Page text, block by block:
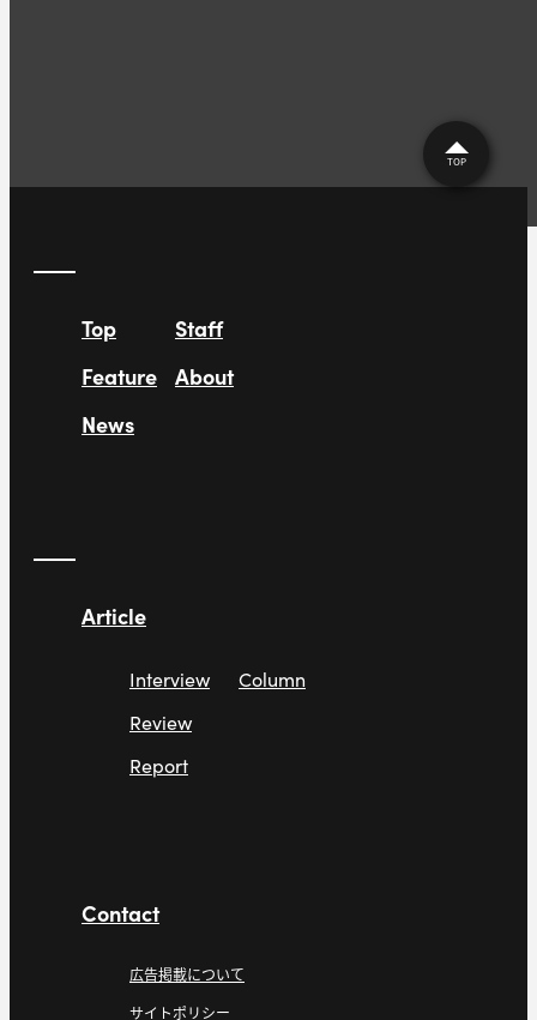
TOP
Top
Feature
News
Staff
About
Article
Interview
Review
Report
Column
Contact
広告掲載について
サイトポリシー